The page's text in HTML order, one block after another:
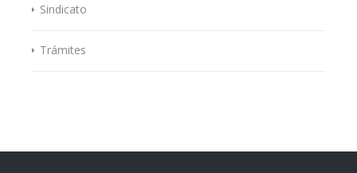
Sindicato
Trámites